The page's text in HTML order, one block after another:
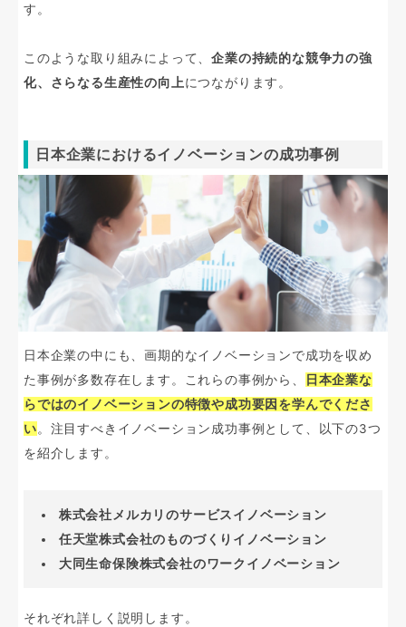
す。
このような取り組みによって、企業の持続的な競争力の強
化、さらなる生産性の向上につながります。
日本企業におけるイノベーションの成功事例
日本企業の中にも、画期的なイノベーションで成功を収め
た事例が多数存在します。これらの事例から、
日本企業な
らではのイノベーションの特徴や成功要因を学んでくださ
い。注目すべきイノベーション成功事例として、以下の3つ
を紹介します。
株式会社メルカリのサービスイノベーション
任天堂株式会社のものづくりイノベーション
大同生命保険株式会社のワークイノベーション
それぞれ詳しく説明します。